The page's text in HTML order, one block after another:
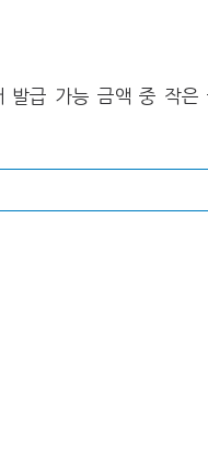
발급 가능 금액 중 작은